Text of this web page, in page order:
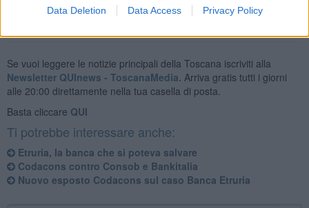
Data Deletion Data Access Privacy Policy
Se vuoi leggere le notizie principali della Toscana iscriviti alla
Newsletter QUInews - ToscanaMedia. Arriva gratis tutti i giorni
alle 20:00 direttamente nella tua casella di posta.
Basta cliccare QUI
Ti potrebbe interessare anche:
Etruria, la banca che si poteva salvare
Codacons contro Consob e Bankitalia
Nuovo esposto Codacons sul caso Banca Etruria